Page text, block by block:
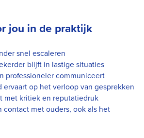
jou in de praktijk
snel escaleren
blijft in lastige situaties
professioneler communiceert
ervaart op het verloop van gesprekken
met kritiek en reputatiedruk
contact met ouders, ook als het